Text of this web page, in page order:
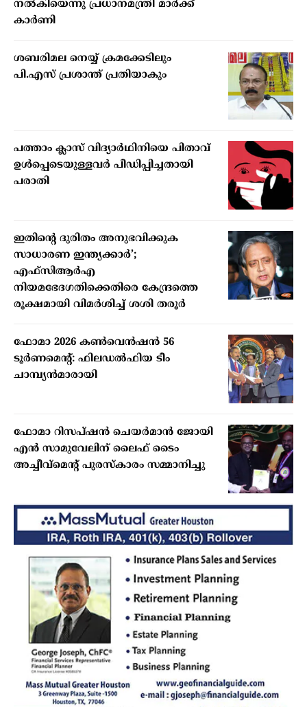
നല്‍കിയെന്നു പ്രധാനമന്ത്രി മാര്‍ക്ക്
കാര്‍ണി
ശബരിമല നെയ്യ് ക്രമക്കേടിലും
പി.എസ് പ്രശാന്ത് പ്രതിയാകും
പത്താം ക്ലാസ് വിദ്യാര്‍ഥിനിയെ പിതാവ്
ഉള്‍പ്പെടെയുള്ളവര്‍ പീഡിപ്പിച്ചതായി
പരാതി
ഇതിന്റെ ദുരിതം അനുഭവിക്കുക
സാധാരണ ഇന്ത്യക്കാര്‍’;
എഫ്‌സിആര്‍എ
നിയമഭേദഗതിക്കെതിരെ കേന്ദ്രത്തെ
രൂക്ഷമായി വിമര്‍ശിച്ച് ശശി തരൂര്‍
ഫോമാ 2026 കണ്‍വെന്‍ഷന്‍ 56
ടൂര്‍ണമെന്റ്: ഫിലഡല്‍ഫിയ ടീം
ചാമ്പ്യന്‍മാരായി
ഫോമാ റിസപ്ഷന്‍ ചെയര്‍മാന്‍ ജോയി
എന്‍ സാമുവേലിന് ലൈഫ് ടൈം
അച്ചീവ്‌മെന്റ് പുരസ്‌കാരം സമ്മാനിച്ചു